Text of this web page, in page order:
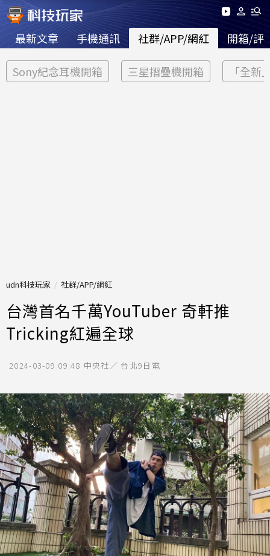
最新文章 手機通訊 社群/APP/網紅 開箱/評
Sony紀念耳機開箱 三星摺疊機開箱 「全新
udn科技玩家 社群/APP/網紅
台灣首名千萬YouTuber 奇軒推
Tricking紅遍全球
2024-03-09 09:48 中央社／ 台北9日電